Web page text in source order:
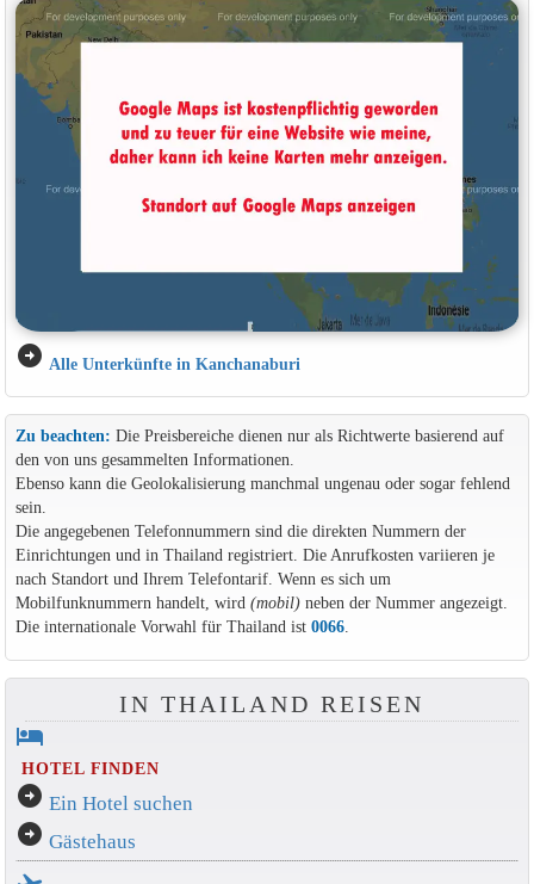
arrow_circle_right Alle Unterkünfte in Kanchanaburi
Zu beachten: Die Preisbereiche dienen nur als Richtwerte basierend auf
den von uns gesammelten Informationen.
Ebenso kann die Geolokalisierung manchmal ungenau oder sogar fehlend
sein.
Die angegebenen Telefonnummern sind die direkten Nummern der
Einrichtungen und in Thailand registriert. Die Anrufkosten variieren je
nach Standort und Ihrem Telefontarif. Wenn es sich um
Mobilfunknummern handelt, wird (mobil)neben der Nummer angezeigt.
Die internationale Vorwahl für Thailand ist 0066.
IN THAILAND REISEN
hotel
HOTEL FINDEN
arrow_circle_right Ein Hotel suchen
arrow_circle_right Gästehaus